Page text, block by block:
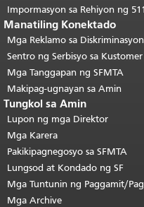
Impormasyon sa Rehiyon ng 511
Manatiling Konektado
Mga Reklamo sa Diskriminasyon
Sentro ng Serbisyo sa
Mga Tanggapan ng SFMTA
Makipag-ugnayan sa Amin
Tungkol sa Amin
Lupon ng mga Direktor
Mga Karera
Pakikipagnegosyo sa SFMTA
Lungsod at Kondado ng SF
Mga Tuntunin ng Paggamit/
Mga Archive